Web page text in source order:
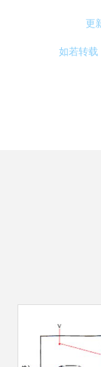
更
如若转载